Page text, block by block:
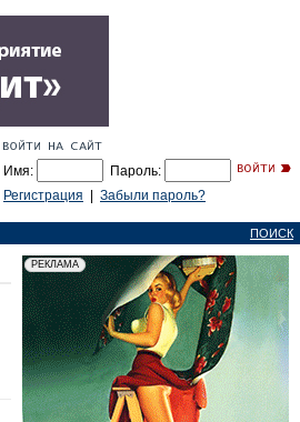
Имя:
Пароль:
Регистрация
Забыли пароль?
ПОИСК